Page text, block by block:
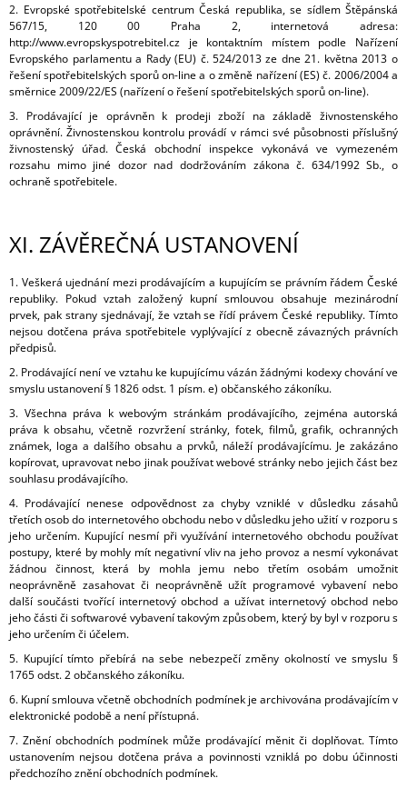
2. Evropské spotřebitelské centrum Česká republika, se sídlem Štěpánská
567/15, 120 00 Praha 2, internetová adresa:
http://www.evropskyspotrebitel.cz je kontaktním místem podle Nařízení
Evropského parlamentu a Rady (EU) č. 524/2013 ze dne 21. května 2013 o
řešení spotřebitelských sporů on-line a o změně nařízení (ES) č. 2006/2004 a
směrnice 2009/22/ES (nařízení o řešení spotřebitelských sporů on-line).
3. Prodávající je oprávněn k prodeji zboží na základě živnostenského
oprávnění. Živnostenskou kontrolu provádí v rámci své působnosti příslušný
živnostenský úřad. Česká obchodní inspekce vykonává ve vymezeném
rozsahu mimo jiné dozor nad dodržováním zákona č. 634/1992 Sb., o
ochraně spotřebitele.
XI. ZÁVĚREČNÁ USTANOVENÍ
1. Veškerá ujednání mezi prodávajícím a kupujícím se právním řádem České
republiky. Pokud vztah založený kupní smlouvou obsahuje mezinárodní
prvek, pak strany sjednávají, že vztah se řídí právem České republiky. Tímto
nejsou dotčena práva spotřebitele vyplývající z obecně závazných právních
předpisů.
2. Prodávající není ve vztahu ke kupujícímu vázán žádnými kodexy chování ve
smyslu ustanovení § 1826 odst. 1 písm. e) občanského zákoníku.
3. Všechna práva k webovým stránkám prodávajícího, zejména autorská
práva k obsahu, včetně rozvržení stránky, fotek, filmů, grafik, ochranných
známek, loga a dalšího obsahu a prvků, náleží prodávajícímu. Je zakázáno
kopírovat, upravovat nebo jinak používat webové stránky nebo jejich část bez
souhlasu prodávajícího.
4. Prodávající nenese odpovědnost za chyby vzniklé v důsledku zásahů
třetích osob do internetového obchodu nebo v důsledku jeho užití v rozporu s
jeho určením. Kupující nesmí při využívání internetového obchodu používat
postupy, které by mohly mít negativní vliv na jeho provoz a nesmí vykonávat
žádnou činnost, která by mohla jemu nebo třetím osobám umožnit
neoprávněně zasahovat či neoprávněně užít programové vybavení nebo
další součásti tvořící internetový obchod a užívat internetový obchod nebo
jeho části či softwarové vybavení takovým způsobem, který by byl v rozporu s
jeho určením či účelem.
5. Kupující tímto přebírá na sebe nebezpečí změny okolností ve smyslu §
1765 odst. 2 občanského zákoníku.
6. Kupní smlouva včetně obchodních podmínek je archivována prodávajícím v
elektronické podobě a není přístupná.
7. Znění obchodních podmínek může prodávající měnit či doplňovat. Tímto
ustanovením nejsou dotčena práva a povinnosti vzniklá po dobu účinnosti
předchozího znění obchodních podmínek.